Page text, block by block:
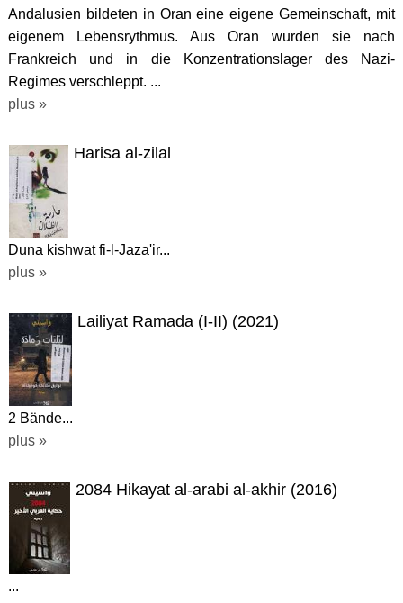
Andalusien bildeten in Oran eine eigene Gemeinschaft, mit
eigenem Lebensrythmus. Aus Oran wurden sie nach
Frankreich und in die Konzentrationslager des Nazi-
Regimes verschleppt. ...
plus »
Harisa al-zilal
Duna kishwat fi-l-Jaza'ir...
plus »
Lailiyat Ramada (I-II) (2021)
2 Bände...
plus »
2084 Hikayat al-arabi al-akhir (2016)
...